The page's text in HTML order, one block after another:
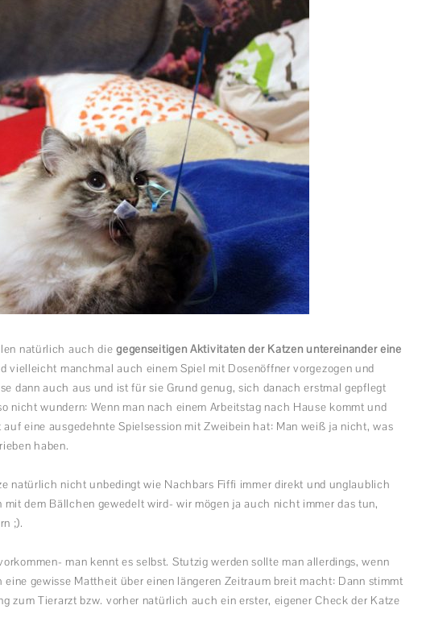
natürlich auch die gegenseitigen Aktivitäten der Katzen untereinander eine
vielleicht manchmal auch einem Spiel mit Dosenöffner vorgezogen und
dann auch aus und ist für sie Grund genug, sich danach erstmal gepflegt
nicht wundern: Wenn man nach einem Arbeitstag nach Hause kommt und
eine ausgedehnte Spielsession mit Zweibein hat: Man weiß ja nicht, was
haben.
natürlich nicht unbedingt wie Nachbars Fiffi immer direkt und unglaublich
mit dem Bällchen gewedelt wird- wir mögen ja auch nicht immer das tun,
;).
man kennt es selbst. Stutzig werden sollte man allerdings, wenn
gewisse Mattheit über einen längeren Zeitraum breit macht: Dann stimmt
zum Tierarzt bzw. vorher natürlich auch ein erster, eigener Check der Katze